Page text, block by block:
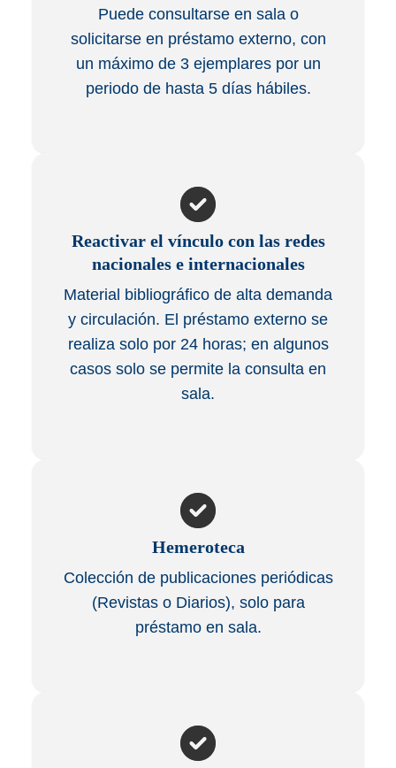
Puede consultarse en sala o
solicitarse en préstamo externo, con
un máximo de 3 ejemplares por un
periodo de hasta 5 días hábiles.
Reactivar el vínculo con las redes
nacionales e internacionales
Material bibliográfico de alta demanda
y circulación. El préstamo externo se
realiza solo por 24 horas; en algunos
casos solo se permite la consulta en
sala.
Hemeroteca
Colección de publicaciones periódicas
(Revistas o Diarios), solo para
préstamo en sala.